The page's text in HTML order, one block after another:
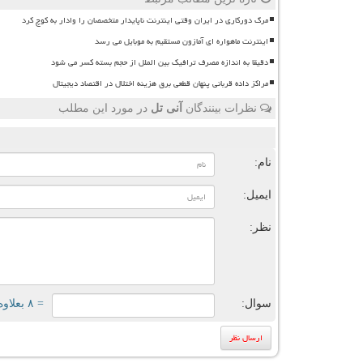
مرگ دورکاری در ایران وقتی اینترنت ناپایدار متخصصان را وادار به کوچ کرد
اینترنت ماهواره ای آمازون مستقیم به موبایل می رسد
دقیقا به اندازه مصرف ترافیک بین الملل از حجم بسته کسر می شود
مراکز داده قربانی پنهان قطعی برق هزینه اختلال در اقتصاد دیجیتال
نظرات بینندگان آنی تل در مورد این مطلب
نام:
ایمیل:
نظر:
سوال: = ۸ بعلاوه ۱